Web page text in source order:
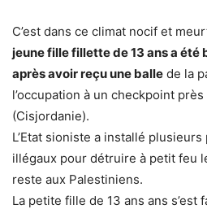
C’est dans ce climat nocif et
jeune fille fillette de 13 ans a été
après avoir reçu une balle de la
l’occupation à un checkpoint
(Cisjordanie).
L’Etat sioniste a installé
illégaux pour détruire à petit feu
reste aux Palestiniens.
La petite fille de 13 ans ans